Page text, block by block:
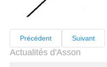
Précédent Suivant
Actualités d'Asson